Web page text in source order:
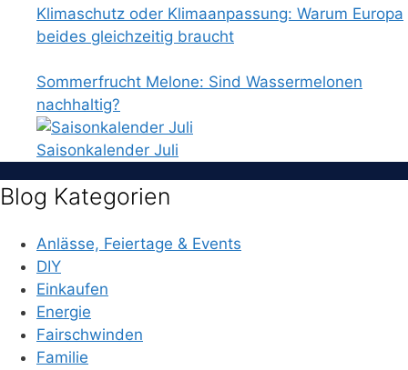
Klimaschutz oder Klimaanpassung: Warum Europa
beides gleichzeitig braucht
Sommerfrucht Melone: Sind Wassermelonen
nachhaltig?
Saisonkalender Juli
Blog Kategorien
Anlässe, Feiertage & Events
DIY
Einkaufen
Energie
Fairschwinden
Familie